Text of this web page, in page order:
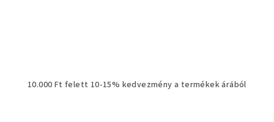
10.000 Ft felett 10-15% kedvezmény a termékek árából